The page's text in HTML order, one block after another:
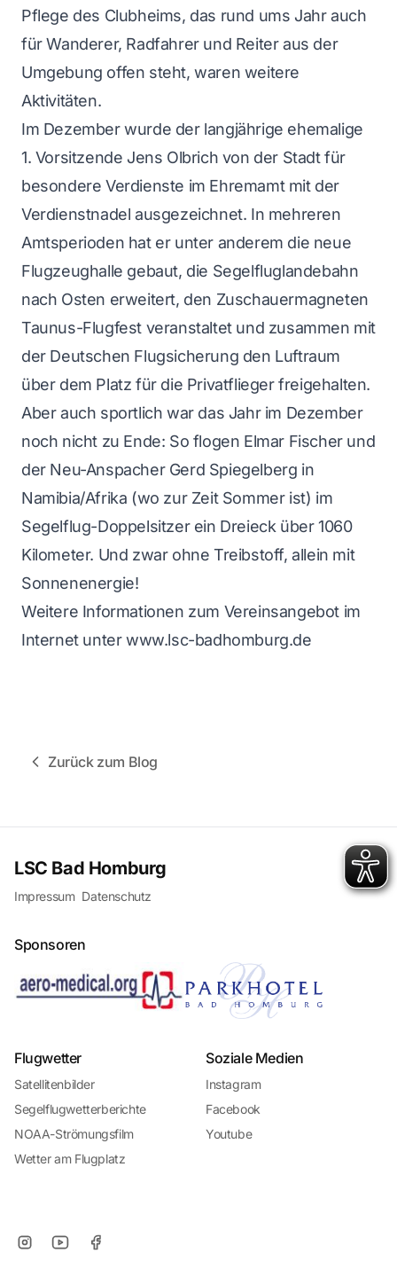
Pflege des Clubheims, das rund ums Jahr auch
für Wanderer, Radfahrer und Reiter aus der
Umgebung offen steht, waren weitere
Aktivitäten.
Im Dezember wurde der langjährige ehemalige
1. Vorsitzende Jens Olbrich von der Stadt für
besondere Verdienste im Ehremamt mit der
Verdienstnadel ausgezeichnet. In mehreren
Amtsperioden hat er unter anderem die neue
Flugzeughalle gebaut, die Segelfluglandebahn
nach Osten erweitert, den Zuschauermagneten
Taunus-Flugfest veranstaltet und zusammen mit
der Deutschen Flugsicherung den Luftraum
über dem Platz für die Privatflieger freigehalten.
Aber auch sportlich war das Jahr im Dezember
noch nicht zu Ende: So flogen Elmar Fischer und
der Neu-Anspacher Gerd Spiegelberg in
Namibia/Afrika (wo zur Zeit Sommer ist) im
Segelflug-Doppelsitzer ein Dreieck über 1060
Kilometer. Und zwar ohne Treibstoff, allein mit
Sonnenenergie!
Weitere Informationen zum Vereinsangebot im
Internet unterwww.lsc-badhomburg.de
Zurück zum Blog
LSC Bad Homburg
Impressum Datenschutz
Sponsoren
Flugwetter
Satellitenbilder
Segelflugwetterberichte
NOAA-Strömungsfilm
Wetter am Flugplatz
Soziale Medien
Instagram
Facebook
Youtube